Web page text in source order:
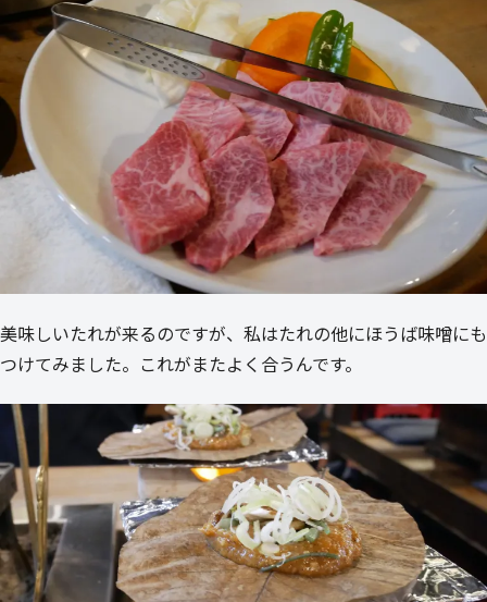
美味しいたれが来るのですが、私はたれの他にほうば味噌にも
つけてみました。これがまたよく合うんです。